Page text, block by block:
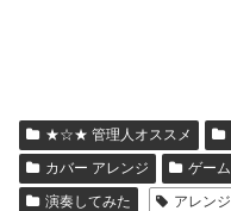
★☆★ 管理人オススメ
カバー アレンジ
ゲーム
演奏してみた
アレンジ